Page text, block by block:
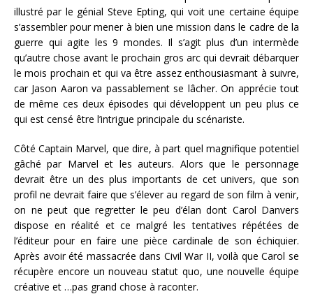
illustré par le génial Steve Epting, qui voit une certaine équipe
s’assembler pour mener à bien une mission dans le cadre de la
guerre qui agite les 9 mondes. Il s’agit plus d’un intermède
qu’autre chose avant le prochain gros arc qui devrait débarquer
le mois prochain et qui va être assez enthousiasmant à suivre,
car Jason Aaron va passablement se lâcher. On apprécie tout
de même ces deux épisodes qui développent un peu plus ce
qui est censé être l’intrigue principale du scénariste.
Côté Captain Marvel, que dire, à part quel magnifique potentiel
gâché par Marvel et les auteurs. Alors que le personnage
devrait être un des plus importants de cet univers, que son
profil ne devrait faire que s’élever au regard de son film à venir,
on ne peut que regretter le peu d’élan dont Carol Danvers
dispose en réalité et ce malgré les tentatives répétées de
l’éditeur pour en faire une pièce cardinale de son échiquier.
Après avoir été massacrée dans Civil War II, voilà que Carol se
récupère encore un nouveau statut quo, une nouvelle équipe
créative et …pas grand chose à raconter.